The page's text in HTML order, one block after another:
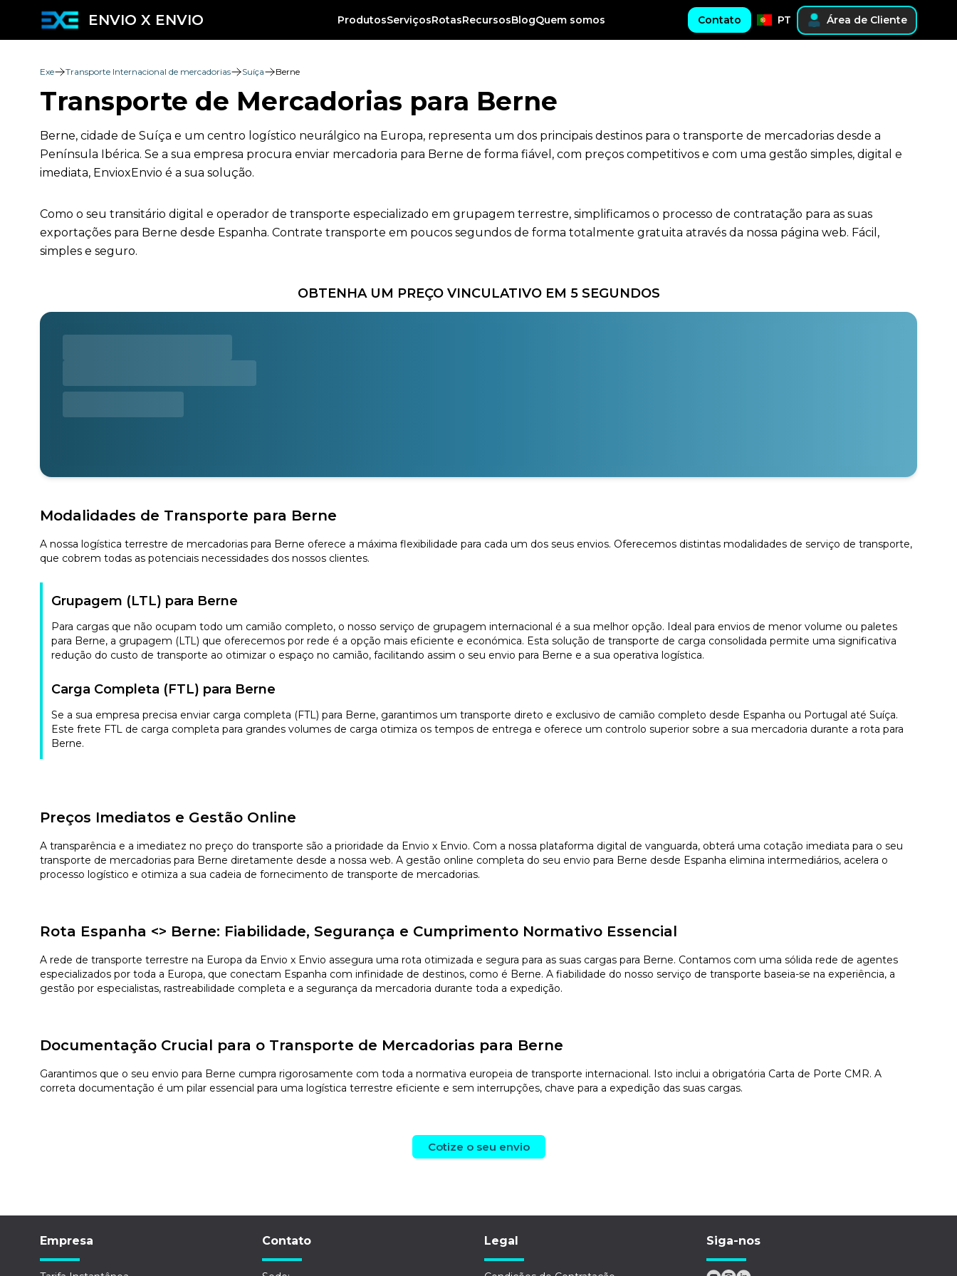
ENVIO X ENVIO ProdutosServiçosRotasRecursosBlogQuem somos Contato PT Área de Cliente
Exe Transporte Internacional de mercadorias Suíça Berne
Transporte de Mercadorias para Berne
Berne, cidade de Suíça e um centro logístico neurálgico na Europa, representa um dos principais destinos para o transporte de mercadorias desde a
Península Ibérica. Se a sua empresa procura enviar mercadoria para Berne de forma fiável, com preços competitivos e com uma gestão simples, digital e
imediata, EnvioxEnvio é a sua solução.
Como o seu transitário digital e operador de transporte especializado em grupagem terrestre, simplificamos o processo de contratação para as suas
exportações para Berne desde Espanha. Contrate transporte em poucos segundos de forma totalmente gratuita através da nossa página web. Fácil,
simples e seguro.
OBTENHA UM PREÇO VINCULATIVO EM 5 SEGUNDOS
Modalidades de Transporte para Berne
A nossa logística terrestre de mercadorias para Berne oferece a máxima flexibilidade para cada um dos seus envios. Oferecemos distintas modalidades de serviço de transporte,
que cobrem todas as potenciais necessidades dos nossos clientes.
Grupagem (LTL) para Berne
Para cargas que não ocupam todo um camião completo, o nosso serviço de grupagem internacional é a sua melhor opção. Ideal para envios de menor volume ou paletes
para Berne, a grupagem (LTL) que oferecemos por rede é a opção mais eficiente e económica. Esta solução de transporte de carga consolidada permite uma significativa
redução do custo de transporte ao otimizar o espaço no camião, facilitando assim o seu envio para Berne e a sua operativa logística.
Carga Completa (FTL) para Berne
Se a sua empresa precisa enviar carga completa (FTL) para Berne, garantimos um transporte direto e exclusivo de camião completo desde Espanha ou Portugal até Suíça.
Este frete FTL de carga completa para grandes volumes de carga otimiza os tempos de entrega e oferece um controlo superior sobre a sua mercadoria durante a rota para
Berne.
Preços Imediatos e Gestão Online
A transparência e a imediatez no preço do transporte são a prioridade da Envio x Envio. Com a nossa plataforma digital de vanguarda, obterá uma cotação imediata para o seu
transporte de mercadorias para Berne diretamente desde a nossa web. A gestão online completa do seu envio para Berne desde Espanha elimina intermediários, acelera o
processo logístico e otimiza a sua cadeia de fornecimento de transporte de mercadorias.
Rota Espanha <> Berne: Fiabilidade, Segurança e Cumprimento Normativo Essencial
A rede de transporte terrestre na Europa da Envio x Envio assegura uma rota otimizada e segura para as suas cargas para Berne. Contamos com uma sólida rede de agentes
especializados por toda a Europa, que conectam Espanha com infinidade de destinos, como é Berne. A fiabilidade do nosso serviço de transporte baseia-se na experiência, a
gestão por especialistas, rastreabilidade completa e a segurança da mercadoria durante toda a expedição.
Documentação Crucial para o Transporte de Mercadorias para Berne
Garantimos que o seu envio para Berne cumpra rigorosamente com toda a normativa europeia de transporte internacional. Isto inclui a obrigatória Carta de Porte CMR. A
correta documentação é um pilar essencial para uma logística terrestre eficiente e sem interrupções, chave para a expedição das suas cargas.
Cotize o seu envio
Empresa Contato Legal Siga-nos